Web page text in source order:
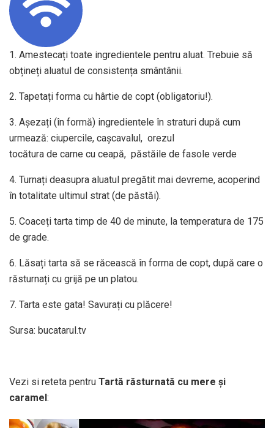
1. Amestecați toate ingredientele pentru aluat. Trebuie să
obțineți aluatul de consistența smântânii.
2. Tapetați forma cu hârtie de copt (obligatoriu!).
3. Așezați (în formă) ingredientele în straturi după cum
urmează: ciupercile, cașcavalul, orezul
tocătura de carne cu ceapă, păstăile de fasole verde
4. Turnați deasupra aluatul pregătit mai devreme, acoperind
în totalitate ultimul strat (de păstăi).
5. Coaceți tarta timp de 40 de minute, la temperatura de 175
de grade.
6. Lăsați tarta să se răcească în forma de copt, după care o
răsturnați cu grijă pe un platou.
7. Tarta este gata! Savurați cu plăcere!
Sursa: bucatarul.tv
Vezi si reteta pentru Tartă răsturnată cu mere și
caramel :